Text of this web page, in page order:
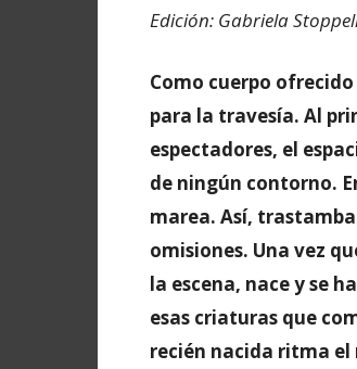
Edición: Gabriela
Como cuerpo
para la travesía. Al
espectadores, el
de ningún contorno.
marea. Así,
omisiones. Una vez
la escena, nace y se
esas criaturas que
recién nacida ritma el